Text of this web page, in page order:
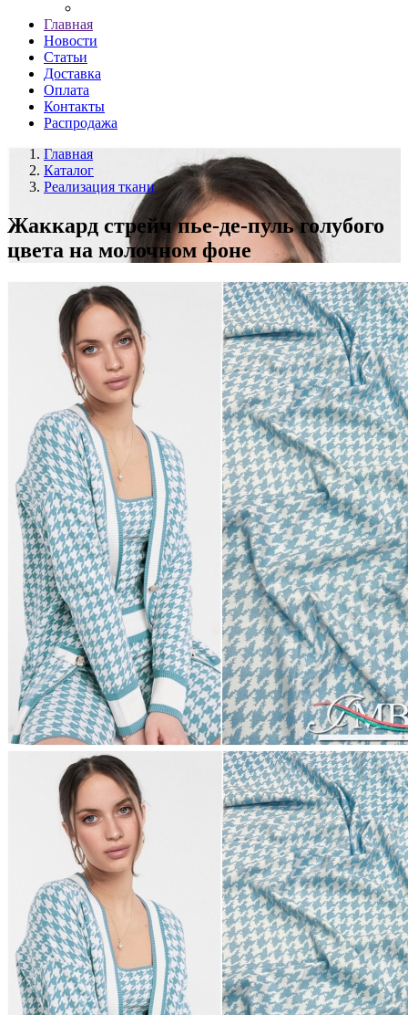
Главная
Новости
Статьи
Доставка
Оплата
Контакты
Распродажа
Главная
Каталог
Реализация ткани
Жаккард стрейч пье-де-пуль голубого
цвета на молочном фоне